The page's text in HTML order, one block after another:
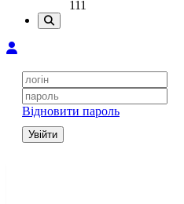
111
Відновити пароль
Увійти